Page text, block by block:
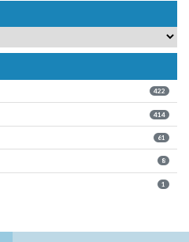
422
414
61
8
1